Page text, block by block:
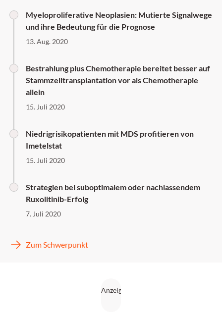
Myeloproliferative Neoplasien: Mutierte Signalwege
und ihre Bedeutung für die Prognose
13. Aug. 2020
Bestrahlung plus Chemotherapie bereitet besser auf
Stammzelltransplantation vor als Chemotherapie
allein
15. Juli 2020
Niedrigrisikopatienten mit MDS profitieren von
Imetelstat
15. Juli 2020
Strategien bei suboptimalem oder nachlassendem
Ruxolitinib-Erfolg
7. Juli 2020
Zum Schwerpunkt